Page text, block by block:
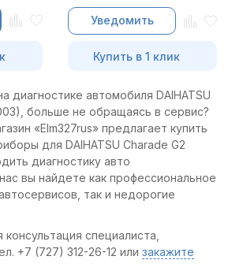
Уведомить
Купить в 1 клик
диагностике автомобиля DAIHATSU
больше не обращаясь в сервис?
«Elm327rus» предлагает купить
для DAIHATSU Charade G2
диагностику авто
вы найдете как профессиональное
так и недорогие
специалиста,
+7 (727) 312-26-12 или закажите